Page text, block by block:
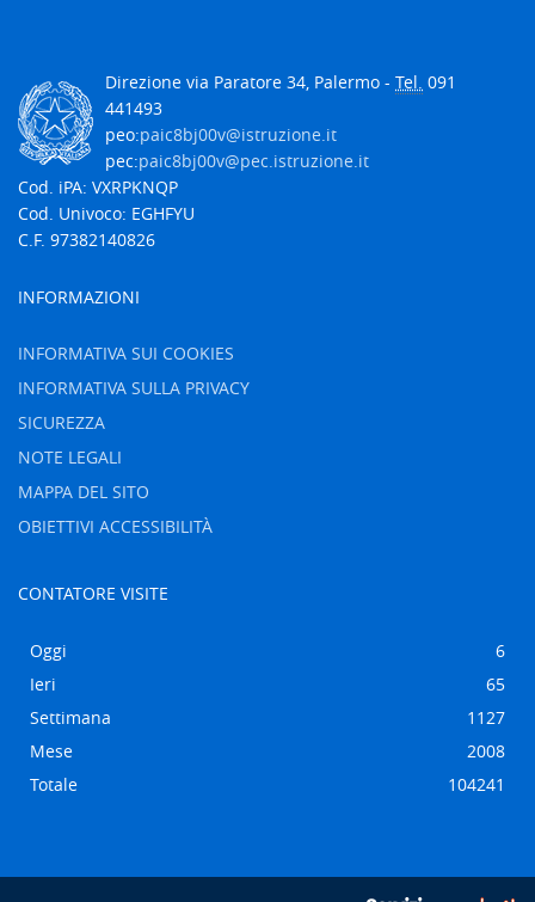
Direzione via Paratore 34, Palermo - Tel. 091
441493
peo:paic8bj00v@istruzione.it
pec:paic8bj00v@pec.istruzione.it
Cod. iPA: VXRPKNQP
Cod. Univoco: EGHFYU
C.F. 97382140826
INFORMAZIONI
INFORMATIVA SUI COOKIES
INFORMATIVA SULLA PRIVACY
SICUREZZA
NOTE LEGALI
MAPPA DEL SITO
OBIETTIVI ACCESSIBILITÀ
CONTATORE VISITE
Oggi
6
Ieri
65
Settimana
1127
Mese
2008
Totale
104241